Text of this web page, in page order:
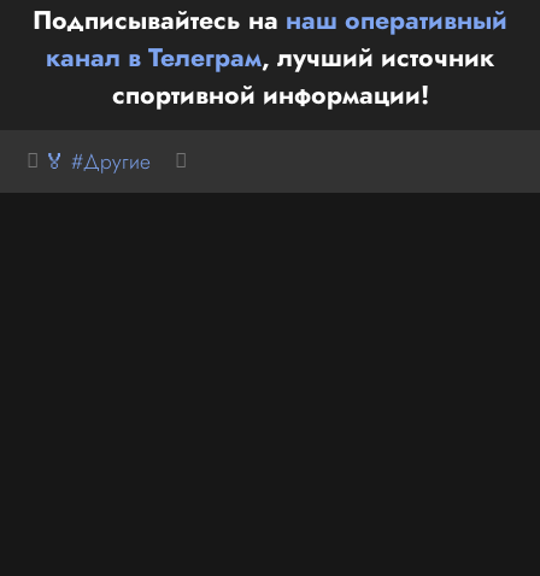
Подписывайтесь на наш оперативный
канал в Телеграм, лучший источник
спортивной информации!
🏅 #Другие